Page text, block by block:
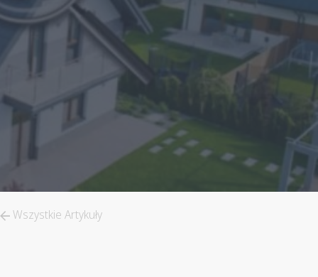
Wszystkie Artykuły